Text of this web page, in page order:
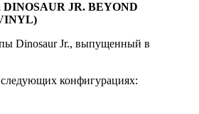
DINOSAUR JR. BEYOND
Dinosaur Jr., выпущенный в
конфигурациях: